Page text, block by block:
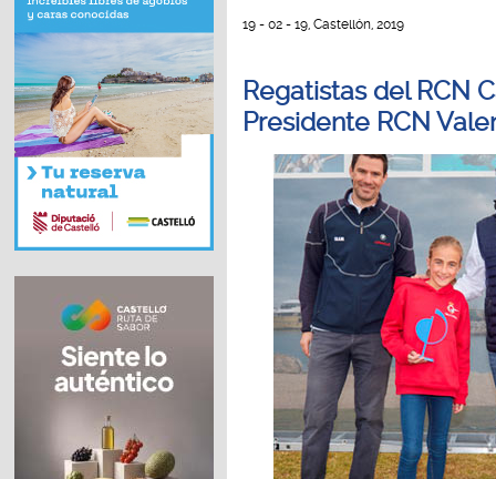
19 - 02 - 19, Castellón, 2019
Regatistas del RCN
Presidente RCN